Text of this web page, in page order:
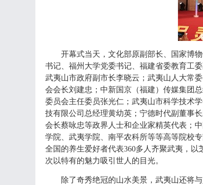
开幕式当天，文化部原副部长、国家博
书记、福州大学党委书记、福建省委教育工
武夷山市政府副市长李晓云；武夷山人大常
会会长刘建忠；中新国京（福建）传媒集团
委员会主任委员张光仁；武夷山市科学技术
技有限公司总经理黄幼英；宁德时代副董事
会长蔡咏忠等政界人士和企业家精英代表；
学院、武夷学院、南平农科所等等高等院校
全国的养生爱好者代表360多人齐聚武夷，
次以特有的魅力吸引世人的目光。
除了奇秀绝冠的山水美景，武夷山还将